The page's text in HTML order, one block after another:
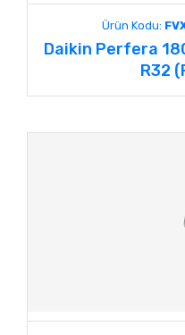
Ürün Kodu:
Daikin Perfera
R32